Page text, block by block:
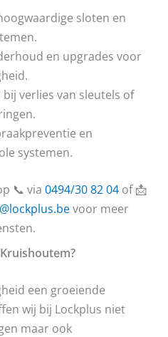
sloten en
en upgrades voor
verlies van sleutels of
en
systemen.
📞 via 0494/30 82 04 of 📩
voor meer
een groeiende
wij bij Lockplus niet
maar ook